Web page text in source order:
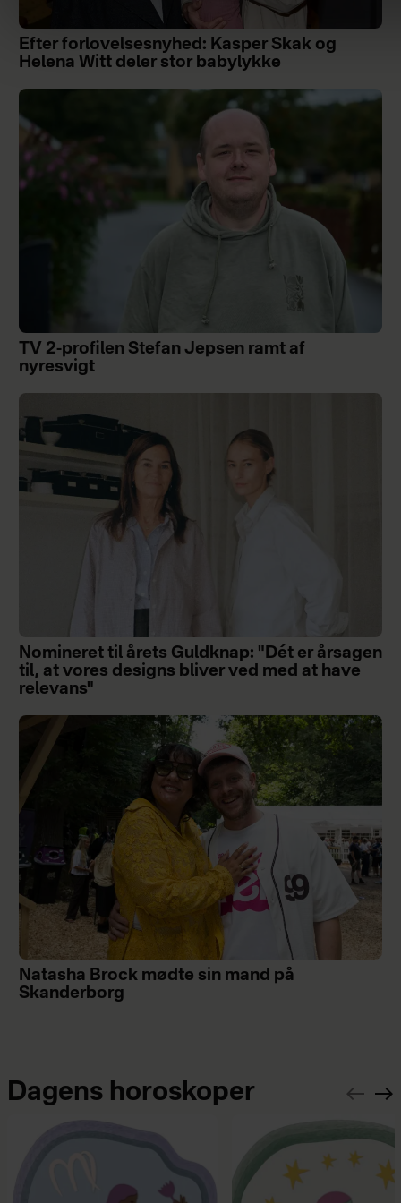
Efter forlovelsesnyhed: Kasper Skak og
Helena Witt deler stor babylykke
TV 2-profilen Stefan Jepsen ramt af
nyresvigt
Nomineret til årets Guldknap: "Dét er årsagen
til, at vores designs bliver ved med at have
relevans"
Natasha Brock mødte sin mand på
Skanderborg
Dagens horoskoper